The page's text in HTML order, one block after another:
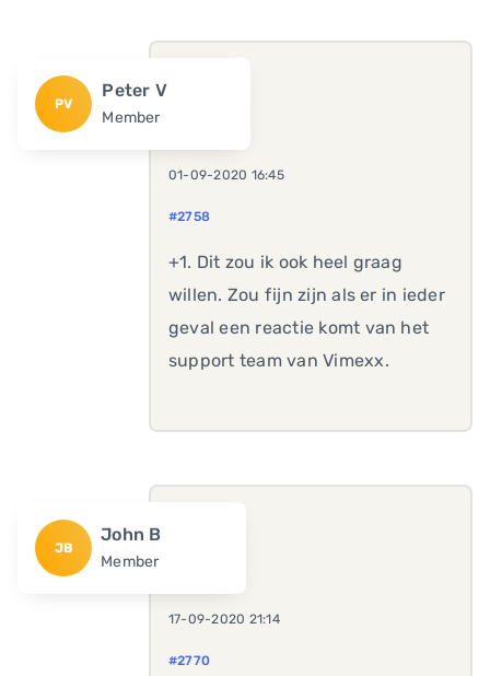
PV
Peter V
Member
01-09-2020 16:45
#2758
+1. Dit zou ik ook heel graag
willen. Zou fijn zijn als er in ieder
geval een reactie komt van het
support team van Vimexx.
JB
John B
Member
17-09-2020 21:14
#2770